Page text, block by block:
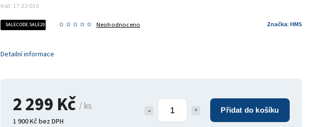
2 299 Kč/ ks
1 900 Kč bez DPH
Přidat do košíku
Kód: 17-22-010
SALECODE:SALE20:20:% Neohodnoceno Značka: HMS
Detailní informace